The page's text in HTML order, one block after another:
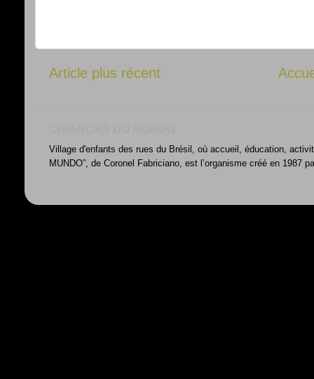
Article plus récent
Village d'enfants des rues du Brésil, où accueil, éducation,
MUNDO”, de Coronel Fabriciano, est l’organisme créé en